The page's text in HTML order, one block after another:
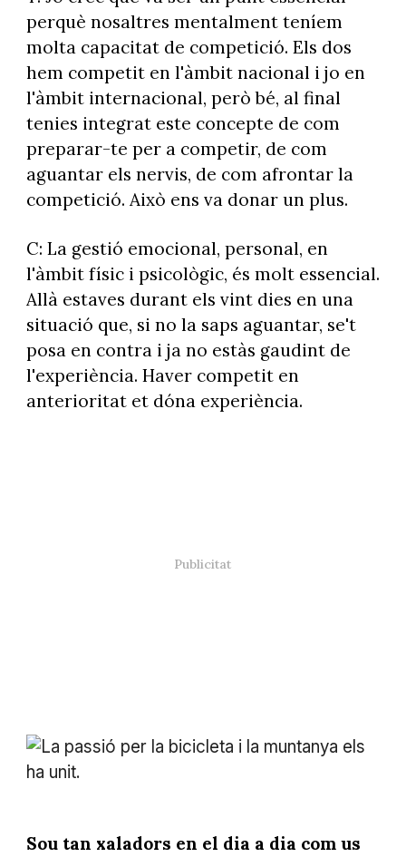
perquè nosaltres mentalment teníem
molta capacitat de competició. Els dos
hem competit en l'àmbit nacional i jo en
l'àmbit internacional, però bé, al final
tenies integrat este concepte de com
preparar-te per a competir, de com
aguantar els nervis, de com afrontar la
competició. Això ens va donar un plus.
C: La gestió emocional, personal, en
l'àmbit físic i psicològic, és molt essencial.
Allà estaves durant els vint dies en una
situació que, si no la saps aguantar, se't
posa en contra i ja no estàs gaudint de
l'experiència. Haver competit en
anterioritat et dóna experiència.
Sou tan xaladors en el dia a dia com us